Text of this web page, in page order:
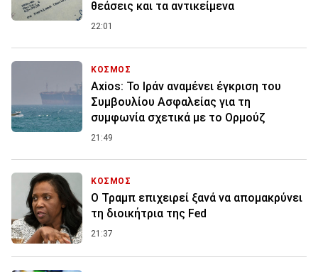
θεάσεις και τα αντικείμενα
22:01
ΚΟΣΜΟΣ
Axios: Το Ιράν αναμένει έγκριση του
Συμβουλίου Ασφαλείας για τη
συμφωνία σχετικά με το Ορμούζ
21:49
ΚΟΣΜΟΣ
Ο Τραμπ επιχειρεί ξανά να απομακρύνει
τη διοικήτρια της Fed
21:37